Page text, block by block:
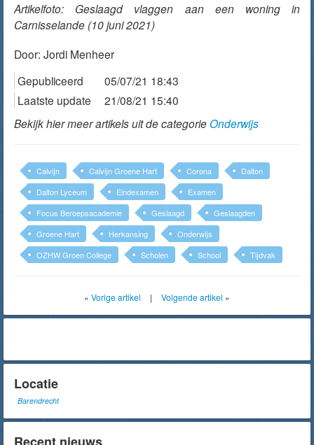
Artikelfoto: Geslaagd vlaggen aan een woning in
Carnisselande (10 juni 2021)
Door: Jordi Menheer
Gepubliceerd
05/07/21 18:43
Laatste update
21/08/21 15:40
Bekijk hier meer artikels uit de categorieOnderwijs
Calvijn Calvijn Groene Hart Corona
Dalton
Dalton Lyceum
Eindexamen
Examen
Focus Beroepsacademie
Geslaagd
Geslaagden
Groene Hart
Herkansing
Onderwijs
OZHW Groen College
Scholen School Tijdvak
« Vorige artikel | Volgende artikel »
Locatie
Barendrecht